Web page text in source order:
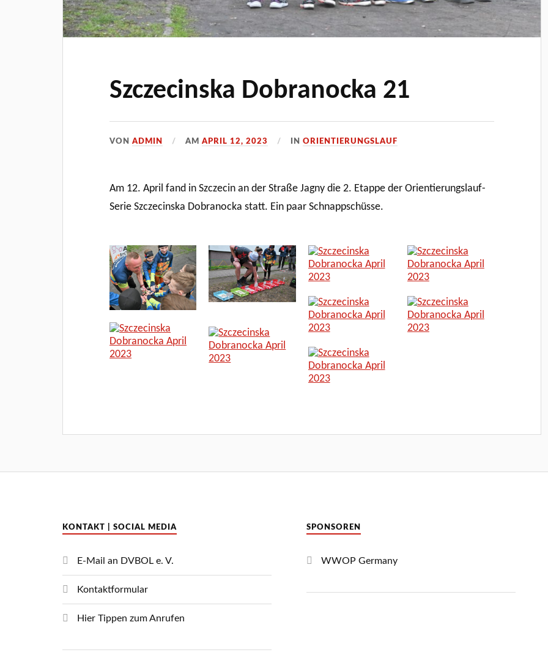
Szczecinska Dobranocka 21
VONADMIN AMAPRIL 12, 2023 INORIENTIERUNGSLAUF
Am 12. April fand in Szczecin an der Straße Jagny die 2. Etappe der Orientierungslauf-
Serie Szczecinska Dobranocka statt. Ein paar Schnappschüsse.
KONTAKT | SOCIAL MEDIA
E-Mail an DVBOL e. V.
Kontaktformular
Hier Tippen zum Anrufen
SPONSOREN
WWOP Germany